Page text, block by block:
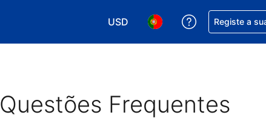
USD
Escolha a sua moeda. A sua
Escolha o seu idioma.
Obtenha
Registe a
Questões Frequentes